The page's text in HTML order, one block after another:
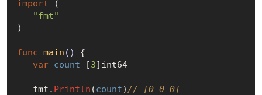
import (
"fmt"
)
func main ()
{
var count [3]int64
   fmt.
Println (count) // [0 0 0]